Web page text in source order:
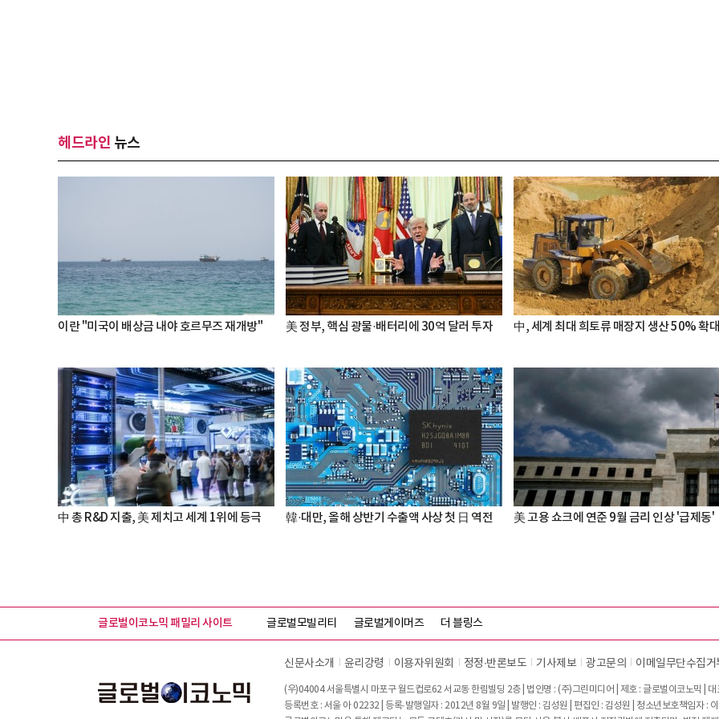
헤드라인 뉴스
이란 "미국이 배상금 내야 호르무즈 재개방" 美 정부, 핵심 광물·배터리에 30억 달러 투자 中, 세계 최대 희토류 매장지 생산 50% 확대
中 총 R&D 지출, 美 제치고 세계 1위에 등극 韓·대만, 올해 상반기 수출액 사상 첫 日 역전 美 고용 쇼크에 연준 9월 금리 인상 '급제동'
글로벌이코노믹 패밀리 사이트 글로벌모빌리티 글로벌게이머즈 더 블링스
신문사소개 윤리강령 이용자위원회 정정∙반론보도 기사제보 광고문의 이메일무단수집거
(우)04004 서울특별시 마포구 월드컵로62 서교동 한림빌딩 2층 | 법인명 : (주)그린미디어 | 제호 : 글로벌이코노믹 |
등록번호 : 서울 아 02232 | 등록·발행일자 : 2012년 8월 9일 | 발행인 : 김성원 | 편집인 : 김성원 | 청소년보호책임자 :